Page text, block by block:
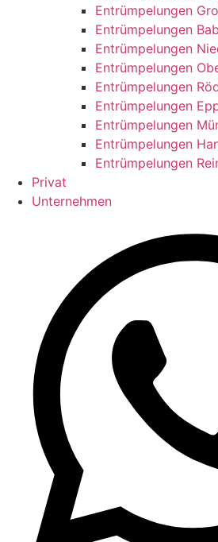
Entrümpelungen
Entrümpelungen
Entrümpelungen
Entrümpelungen
Entrümpelungen
Entrümpelungen
Entrümpelungen
Entrümpelungen
Entrümpelungen
Privat
Unternehmen